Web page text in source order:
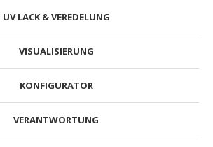
UV LACK & VEREDELUNG
VISUALISIERUNG
KONFIGURATOR
VERANTWORTUNG